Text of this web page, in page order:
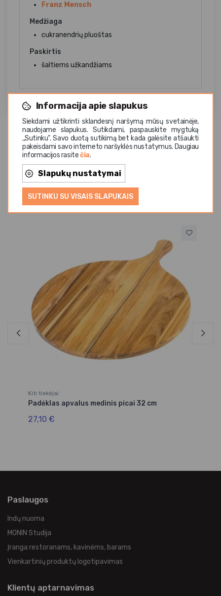
Informacija apie slapukus
Siekdami užtikrinti sklandesnį naršymą mūsų svetainėje,
naudojame slapukus. Sutikdami, paspauskite mygtuką
,,Sutinku". Savo duotą sutikimą bet kada galėsite atšaukti
pakeisdami savo interneto naršyklės nustatymus. Daugiau
informacijos rasitečia.
Slapukų nustatymai
SUTINKU SU VISAIS SLAPUKAIS
Franz Mensch
Medžiaga
cukranendrių pluoštas
Paskirtis
šaltiems užkandžiams
Panašios prekės
Kiti tiekėjai
Padėklas apvalus medinis picai 32 cm
27,10 €
Paslaugos
Indų nuoma
MONIN Studija
Įranga restoranams, kavinėms, barams
Vienkartinių produktų logotipavimas
Klientų aptarnavimas